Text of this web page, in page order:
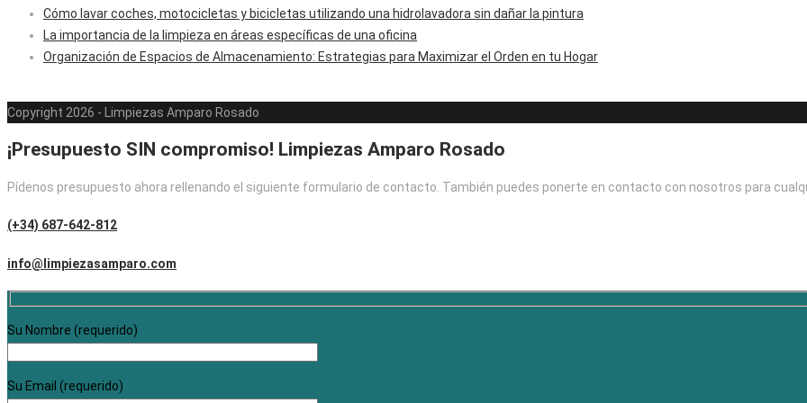
Cómo lavar coches, motocicletas y bicicletas utilizando una hidrolavadora sin dañar la pintura
La importancia de la limpieza en áreas específicas de una oficina
Organización de Espacios de Almacenamiento: Estrategias para Maximizar el Orden en tu Hogar
Copyright 2026 - Limpiezas Amparo Rosado
¡Presupuesto SIN compromiso! Limpiezas Amparo Rosado
Pídenos presupuesto ahora rellenando el siguiente formulario de contacto. También puedes ponerte en contacto con nosotros para
(+34) 687-642-812
info@limpiezasamparo.com
Su Nombre (requerido)
Su Email (requerido)